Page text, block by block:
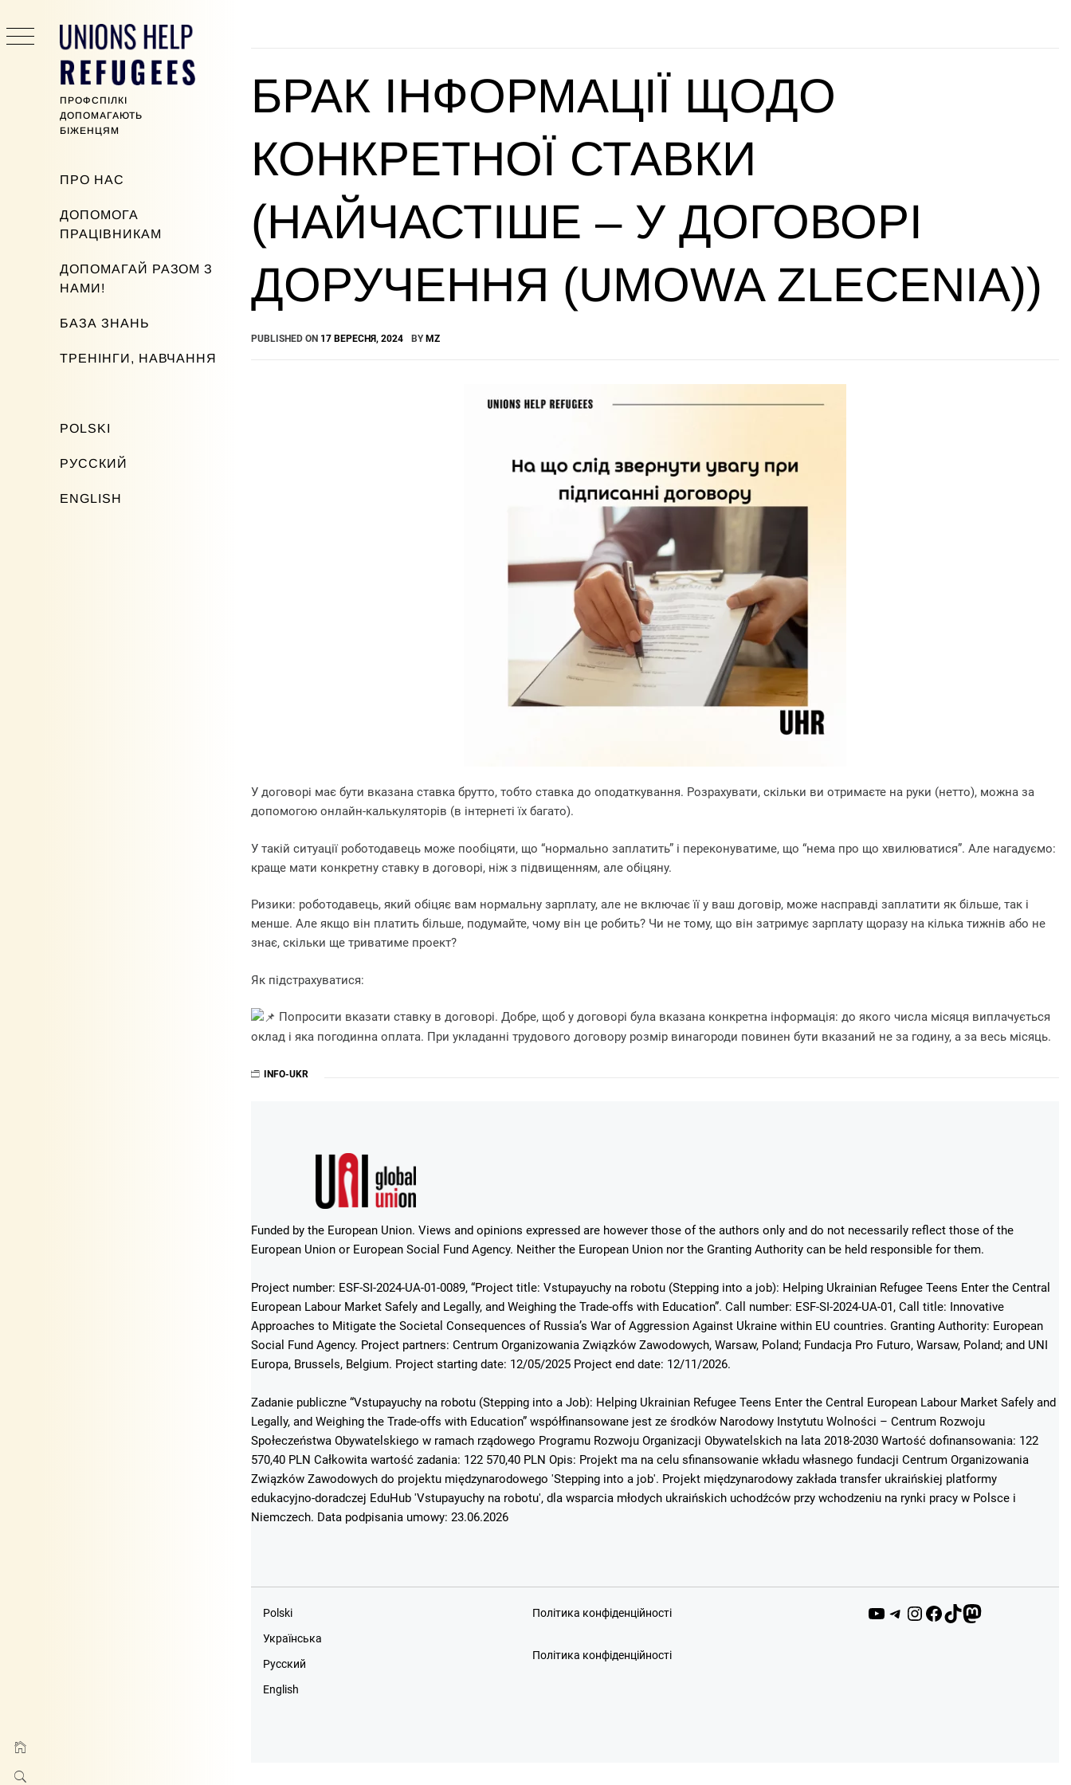
ПРОФСПІЛКІ
ДОПОМАГАЮТЬ
БІЖЕНЦЯМ
ПРО НАС
ДОПОМОГА
ПРАЦІВНИКАМ
ДОПОМАГАЙ РАЗОМ З
НАМИ!
БАЗА ЗНАНЬ
ТРЕНІНГИ, НАВЧАННЯ
POLSKI
РУССКИЙ
ENGLISH
to
content
БРАК ІНФОРМАЦІЇ ЩОДО
КОНКРЕТНОЇ СТАВКИ
(НАЙЧАСТІШЕ – У ДОГОВОРІ
ДОРУЧЕННЯ (UMOWA ZLECENIA))
PUBLISHED ON 17 ВЕРЕСНЯ, 2024 BYMZ
У договорі має бути вказана ставка брутто, тобто ставка до оподаткування. Розрахувати, скільки ви отримаєте на руки (нетто), можна за
допомогою онлайн-калькуляторів (в інтернеті їх багато).
У такій ситуації роботодавець може пообіцяти, що “нормально заплатить” і переконуватиме, що “нема про що хвилюватися”. Але нагадуємо:
краще мати конкретну ставку в договорі, ніж з підвищенням, але обіцяну.
Ризики: роботодавець, який обіцяє вам нормальну зарплату, але не включає її у ваш договір, може насправді заплатити як більше, так і
менше. Але якщо він платить більше, подумайте, чому він це робить? Чи не тому, що він затримує зарплату щоразу на кілька тижнів або не
знає, скільки ще триватиме проект?
Як підстрахуватися:
Попросити вказати ставку в договорі. Добре, щоб у договорі була вказана конкретна інформація: до якого числа місяця виплачується
оклад і яка погодинна оплата. При укладанні трудового договору розмір винагороди повинен бути вказаний не за годину, а за весь місяць.
INFO-UKR
Funded by the European Union. Views and opinions expressed are however those of the authors only and do not necessarily reflect those of the
European Union or European Social Fund Agency. Neither the European Union nor the Granting Authority can be held responsible for them.
Project number: ESF-SI-2024-UA-01-0089, “Project title: Vstupayuchy na robotu (Stepping into a job): Helping Ukrainian Refugee Teens Enter the Central
European Labour Market Safely and Legally, and Weighing the Trade-offs with Education”. Call number: ESF-SI-2024-UA-01, Call title: Innovative
Approaches to Mitigate the Societal Consequences of Russia’s War of Aggression Against Ukraine within EU countries. Granting Authority: European
Social Fund Agency. Project partners: Centrum Organizowania Związków Zawodowych, Warsaw, Poland; Fundacja Pro Futuro, Warsaw, Poland; and UNI
Europa, Brussels, Belgium. Project starting date: 12/05/2025 Project end date: 12/11/2026.
Zadanie publiczne “Vstupayuchy na robotu (Stepping into a Job): Helping Ukrainian Refugee Teens Enter the Central European Labour Market Safely and
Legally, and Weighing the Trade-offs with Education” współfinansowane jest ze środków Narodowy Instytutu Wolności – Centrum Rozwoju
Społeczeństwa Obywatelskiego w ramach rządowego Programu Rozwoju Organizacji Obywatelskich na lata 2018-2030 Wartość dofinansowania: 122
570,40 PLN Całkowita wartość zadania: 122 570,40 PLN Opis: Projekt ma na celu sfinansowanie wkładu własnego fundacji Centrum Organizowania
Związków Zawodowych do projektu międzynarodowego 'Stepping into a job'. Projekt międzynarodowy zakłada transfer ukraińskiej platformy
edukacyjno-doradczej EduHub 'Vstupayuchy na robotu', dla wsparcia młodych ukraińskich uchodźców przy wchodzeniu na rynki pracy w Polsce i
Niemczech. Data podpisania umowy: 23.06.2026
Polski
Українська
Русский
English
Політика конфіденційності
Політика конфіденційності
YouTube
Telegram
Instagram
Facebook
TikTok
Mastodon